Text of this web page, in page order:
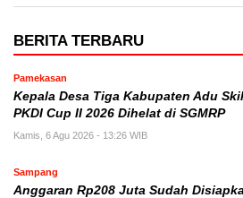
BERITA TERBARU
Pamekasan
Kepala Desa Tiga Kabupaten Adu
PKDI Cup II 2026 Dihelat di SGMRP
Kamis, 6 Agu 2026 - 13:26 WIB
Sampang
Anggaran Rp208 Juta Sudah